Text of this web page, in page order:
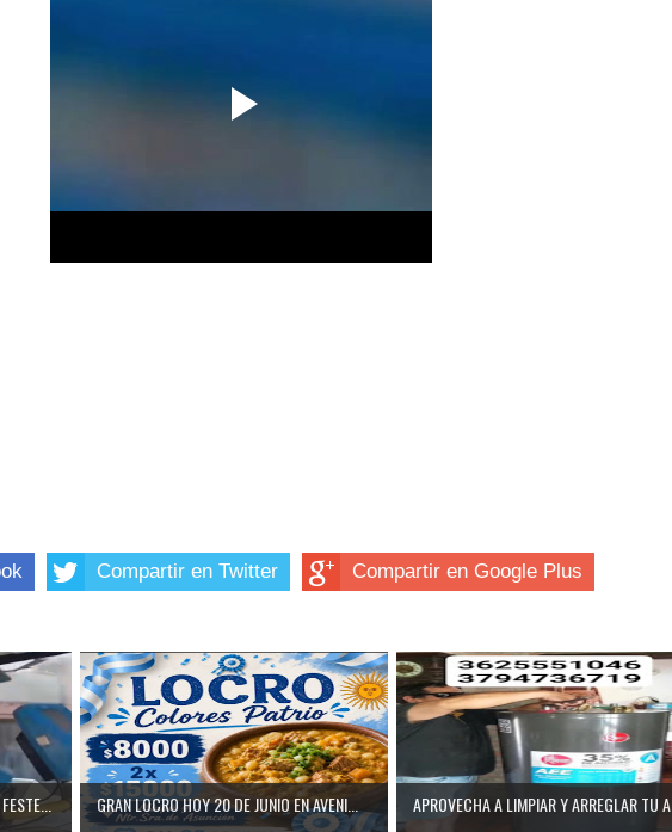
Compartir en Twitter Compartir en Google Plus
GRAN LOCRO HOY 20 DE JUNIO EN AVENI... APROVECHA A LIMPIAR Y ARREGLAR TU A...